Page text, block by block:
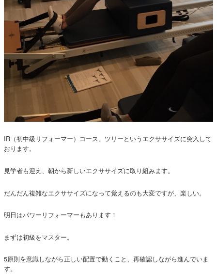
IR（初中級リフォーマー）コース、ツリーというエクササイズに突入して
おります。
見学者も迎え、朝から新しいエクササイズに取り組みます。
だんだん複雑なエクササイズになって覚えるのも大変ですが、楽しい。
明日はパワーリフォーマーもあります！
まずは初級をマスター。
5原則を意識しながら正しい配置で動くこと、再確認しながら進んでいま
す。